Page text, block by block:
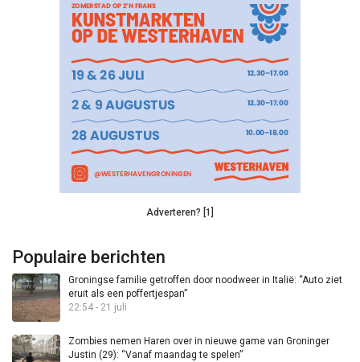
Adverteren? [1]
Populaire berichten
Groningse familie getroffen door noodweer in Italië: “Auto ziet
eruit als een poffertjespan”
22:54 - 21 juli
Zombies nemen Haren over in nieuwe game van Groninger
Justin (29): “Vanaf maandag te spelen”